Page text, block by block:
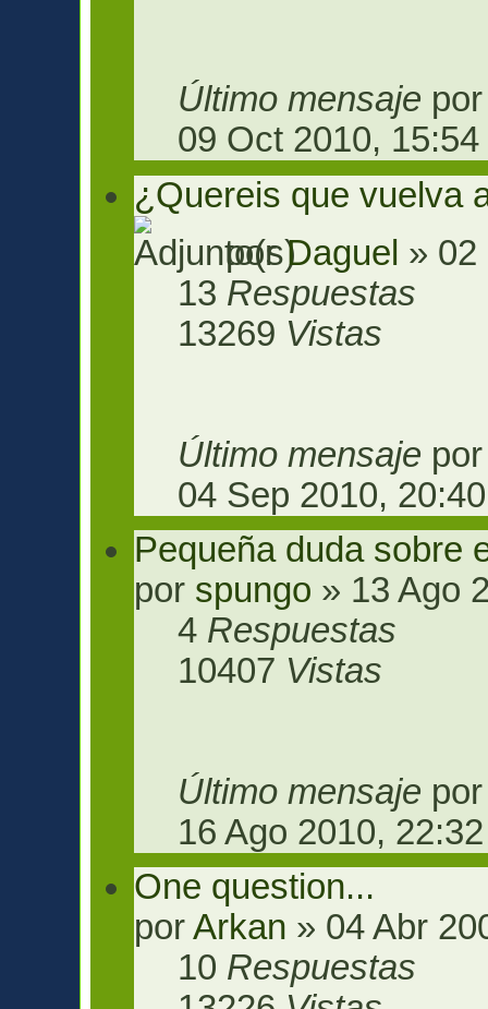
Último mensaje
09 Oct 2010, 15:54
¿Quereis que vuelva
porDaguel » 02
13 Respuestas
13269 Vistas
Último mensaje
04 Sep 2010, 20:40
Pequeña duda sobre
por spungo » 13 Ago
4 Respuestas
10407 Vistas
Último mensaje
16 Ago 2010, 22:32
One question...
porArkan » 04 Abr
10 Respuestas